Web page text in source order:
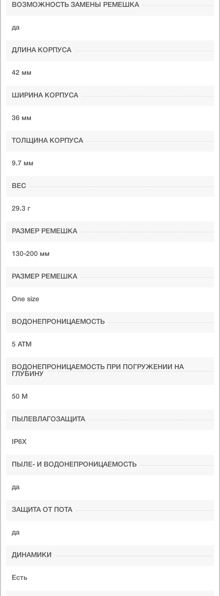
ВОЗМОЖНОСТЬ ЗАМЕНЫ РЕМЕШКА
да
ДЛИНА КОРПУСА
42 мм
ШИРИНА КОРПУСА
36 мм
ТОЛЩИНА КОРПУСА
9.7 мм
ВЕС
29.3 г
РАЗМЕР РЕМЕШКА
130-200 мм
РАЗМЕР РЕМЕШКА
One size
ВОДОНЕПРОНИЦАЕМОСТЬ
5 ATM
ВОДОНЕПРОНИЦАЕМОСТЬ ПРИ ПОГРУЖЕНИИ НА
ГЛУБИНУ
50 М
ПЫЛЕВЛАГОЗАЩИТА
IP6X
ПЫЛЕ- И ВОДОНЕПРОНИЦАЕМОСТЬ
да
ЗАЩИТА ОТ ПОТА
да
ДИНАМИКИ
Есть